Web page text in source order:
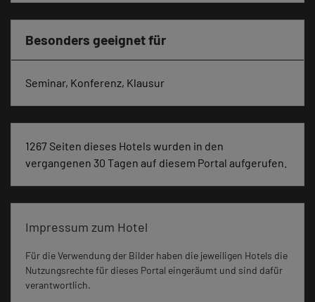
Besonders geeignet für
Seminar, Konferenz, Klausur
1267 Seiten dieses Hotels wurden in den
vergangenen 30 Tagen auf diesem Portal aufgerufen.
Impressum zum Hotel
Für die Verwendung der Bilder haben die jeweiligen Hotels die
Nutzungsrechte für dieses Portal eingeräumt und sind dafür
verantwortlich.